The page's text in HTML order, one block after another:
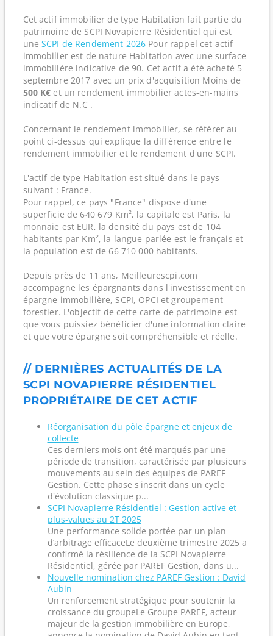
Cet actif immobilier de type Habitation fait partie du
patrimoine de SCPI Novapierre Résidentiel qui est
uneSCPI de Rendement 2026 Pour rappel cet actif
immobilier est de nature Habitation avec une surface
immobilière indicative de 90. Cet actif a été acheté 5
septembre 2017 avec un prix d'acquisition Moins de
500 K€ et un rendement immobilier actes-en-mains
indicatif de N.C .
Concernant le rendement immobilier, se référer au
point ci-dessus qui explique la différence entre le
rendement immobilier et le rendement d'une SCPI.
L'actif de type Habitation est situé dans le pays
suivant : France.
Pour rappel, ce pays "France" dispose d'une
superficie de 640 679 Km², la capitale est Paris, la
monnaie est EUR, la densité du pays est de 104
habitants par Km², la langue parlée est le français et
la population est de 66 710 000 habitants.
Depuis près de 11 ans, Meilleurescpi.com
accompagne les épargnants dans l'investissement en
épargne immobilière, SCPI, OPCI et groupement
forestier. L'objectif de cette carte de patrimoine est
que vous puissiez bénéficier d'une information claire
et que votre épargne soit compréhensible et réelle.
// DERNIÈRES ACTUALITÉS DE LA
SCPI NOVAPIERRE RÉSIDENTIEL
PROPRIÉTAIRE DE CET ACTIF
Réorganisation du pôle épargne et enjeux de
collecte
Ces derniers mois ont été marqués par une
période de transition, caractérisée par plusieurs
mouvements au sein des équipes de PAREF
Gestion. Cette phase s'inscrit dans un cycle
d'évolution classique p...
SCPI Novapierre Résidentiel : Gestion active et
plus-values au 2T 2025
Une performance solide portée par un plan
d’arbitrage efficaceLe deuxième trimestre 2025 a
confirmé la résilience de la SCPI Novapierre
Résidentiel, gérée par PAREF Gestion, dans u...
Nouvelle nomination chez PAREF Gestion : David
Aubin
Un renforcement stratégique pour soutenir la
croissance du groupeLe Groupe PAREF, acteur
majeur de la gestion immobilière en Europe,